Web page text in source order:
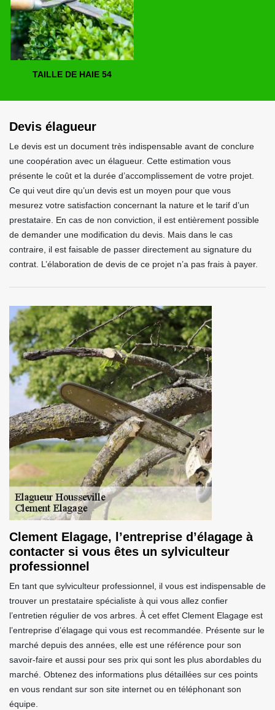
TAILLE DE HAIE 54
Devis élagueur
Le devis est un document très indispensable avant de conclure
une coopération avec un élagueur. Cette estimation vous
présente le coût et la durée d’accomplissement de votre projet.
Ce qui veut dire qu’un devis est un moyen pour que vous
mesurez votre satisfaction concernant la nature et le tarif d’un
prestataire. En cas de non conviction, il est entièrement possible
de demander une modification du devis. Mais dans le cas
contraire, il est faisable de passer directement au signature du
contrat. L’élaboration de devis de ce projet n’a pas frais à payer.
Clement Elagage, l’entreprise d’élagage à
contacter si vous êtes un sylviculteur
professionnel
En tant que sylviculteur professionnel, il vous est indispensable de
trouver un prestataire spécialiste à qui vous allez confier
l’entretien régulier de vos arbres. À cet effet Clement Elagage est
l’entreprise d’élagage qui vous est recommandée. Présente sur le
marché depuis des années, elle est une référence pour son
savoir-faire et aussi pour ses prix qui sont les plus abordables du
marché. Obtenez des informations plus détaillées sur ces points
en vous rendant sur son site internet ou en téléphonant son
équipe.